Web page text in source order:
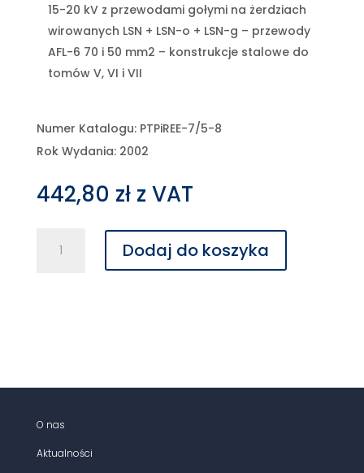
15-20 kV z przewodami gołymi na żerdziach
wirowanych LSN + LSN-o + LSN-g – przewody
AFL-6 70 i 50 mm2 – konstrukcje stalowe do
tomów V, VI i VII
Numer Katalogu: PTPiREE-7/5-8
Rok Wydania: 2002
442,80 zł z VAT
Albumy
kV
przewodami
w
Dodaj do koszyka
O nas
Aktualności